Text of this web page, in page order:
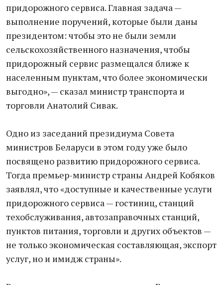
придорожного сервиса. Главная задача —
выполнение поручений, которые были даны
президентом: чтобы это не были земли
сельскохозяйственного назначения, чтобы
придорожный сервис размещался ближе к
населенным пунктам, что более экономически
выгодно», — сказал министр транспорта и
торговли Анатолий Сивак.
Одно из заседаний президиума Совета
министров Беларуси в этом году уже было
посвящено развитию придорожного сервиса.
Тогда премьер-министр страны Андрей Кобяков
заявлял, что «доступные и качественные услуги
придорожного сервиса — гостиниц, станций
техобслуживания, автозаправочных станций,
пунктов питания, торговли и других объектов —
не только экономическая составляющая, экспорт
услуг, но и имидж страны».